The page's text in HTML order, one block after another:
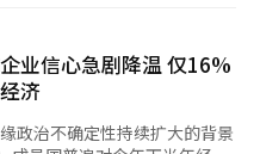
诞生于世界何处，都有机会被
业的过渡期，甚至可以说是一
我人生的一半。角色与我相
的性格是什么。”他认为，演
过观察他人并揣摩其情绪与
价格上，消费者购买意愿或将
子正遭遇中国品牌的强势追
视品牌凭借政府补贴与大规模
迪亚分析指
美国关税政策变动、各品牌促
商之间的价格协商等多重变量
也采用“市政厅会
会者围坐自然进行对话， 其
事前协调，记者进入会场时提
者。记者与总统的问答环节涵
领域，部分由总统直接点名举
业信心急剧降温 仅16%
济
政治不确定性持续扩大的背景